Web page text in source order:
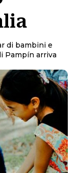
di bambini e
Pampín arriva